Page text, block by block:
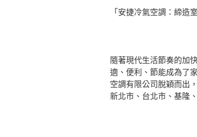
「安捷冷氣空調：締造
隨著現代生活節奏的加
適、便利、節能成為了
空調有限公司脫穎而出
新北市、台北市、基隆